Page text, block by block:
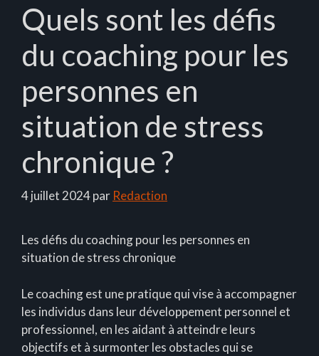
Quels sont les défis
du coaching pour les
personnes en
situation de stress
chronique ?
4 juillet 2024par Redaction
Les défis du coaching pour les personnes en
situation de stress chronique
Le coaching est une pratique qui vise à accompagner
les individus dans leur développement personnel et
professionnel, en les aidant à atteindre leurs
objectifs et à surmonter les obstacles qui se